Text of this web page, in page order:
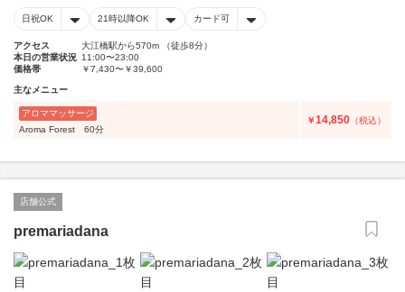
日祝OK 21時以降OK カード可
アクセス
大江橋駅から570m （徒歩8分）
本日の営業状況 11:00〜23:00
価格帯
￥7,430〜￥39,600
主なメニュー
アロママッサージ
Aroma Forest 60分
￥14,850 （税込）
店舗公式
premariadana